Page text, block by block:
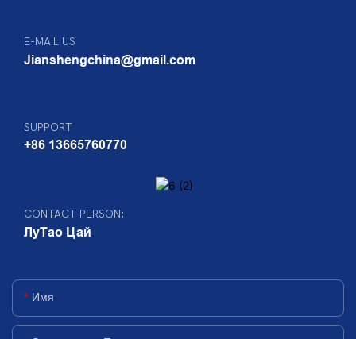
E-MAIL US
Jianshengchina@gmail.com
SUPPORT
+86 13665760770
CONTACT PERSON:
ЛуТао Цай
Имя